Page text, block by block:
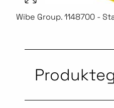
Wibe Group. 1148700 -